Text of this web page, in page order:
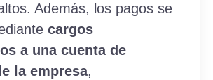
Además, los pagos se
cargos
a una cuenta de
la empresa,